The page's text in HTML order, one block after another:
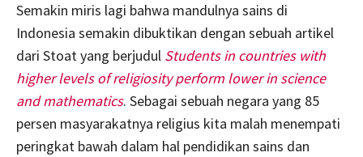
Semakin miris lagi bahwa mandulnya sains di
Indonesia semakin dibuktikan dengan sebuah artikel
dari Stoat yang berjudul Students in countries with
higher levels of religiosity perform lower in science
and mathematics. Sebagai sebuah negara yang 85
persen masyarakatnya religius kita malah menempati
peringkat bawah dalam hal pendidikan sains dan